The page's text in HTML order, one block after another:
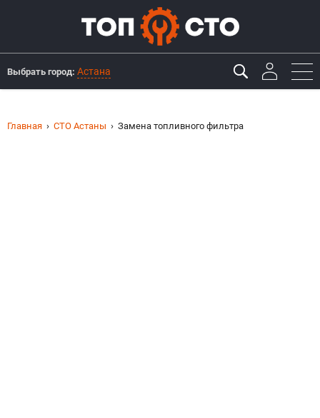
Выбрать город: Астана
Главная СТО Астаны Замена топливного фильтра